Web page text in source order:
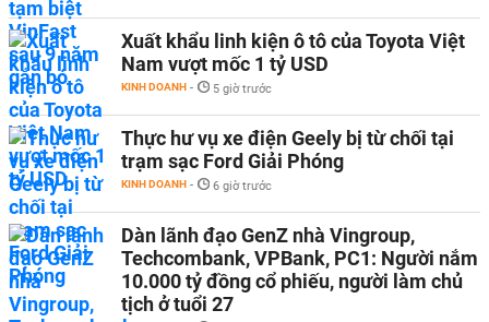
Xuất khẩu linh kiện ô tô của Toyota Việt
Nam vượt mốc 1 tỷ USD
KINH DOANH - 5 giờ trước
Thực hư vụ xe điện Geely bị từ chối tại
trạm sạc Ford Giải Phóng
KINH DOANH - 6 giờ trước
Dàn lãnh đạo GenZ nhà Vingroup,
Techcombank, VPBank, PC1: Người nắm
10.000 tỷ đồng cổ phiếu, người làm chủ
tịch ở tuổi 27